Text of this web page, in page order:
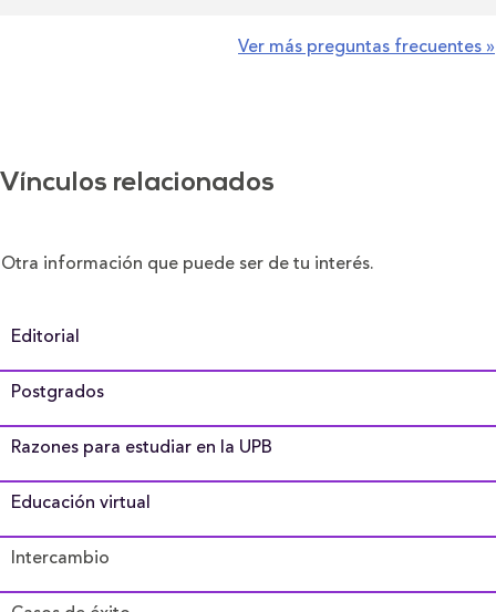
Ver más preguntas frecuentes »
Vínculos relacionados
Otra información que puede ser de tu interés.
Editorial
Postgrados
Razones para estudiar en la UPB
Educación virtual
Intercambio